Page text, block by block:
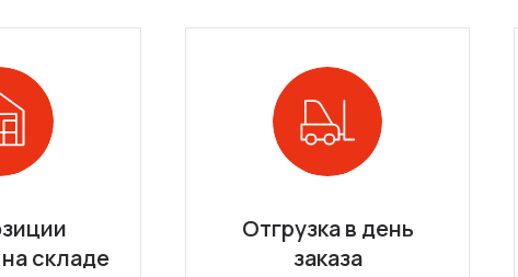
складе
Отгрузка в день
заказа